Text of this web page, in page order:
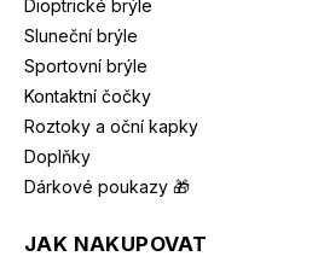
Dioptrické brýle
Sluneční brýle
Sportovní brýle
Kontaktní čočky
Roztoky a oční kapky
Doplňky
Dárkové poukazy 🎁
JAK NAKUPOVAT